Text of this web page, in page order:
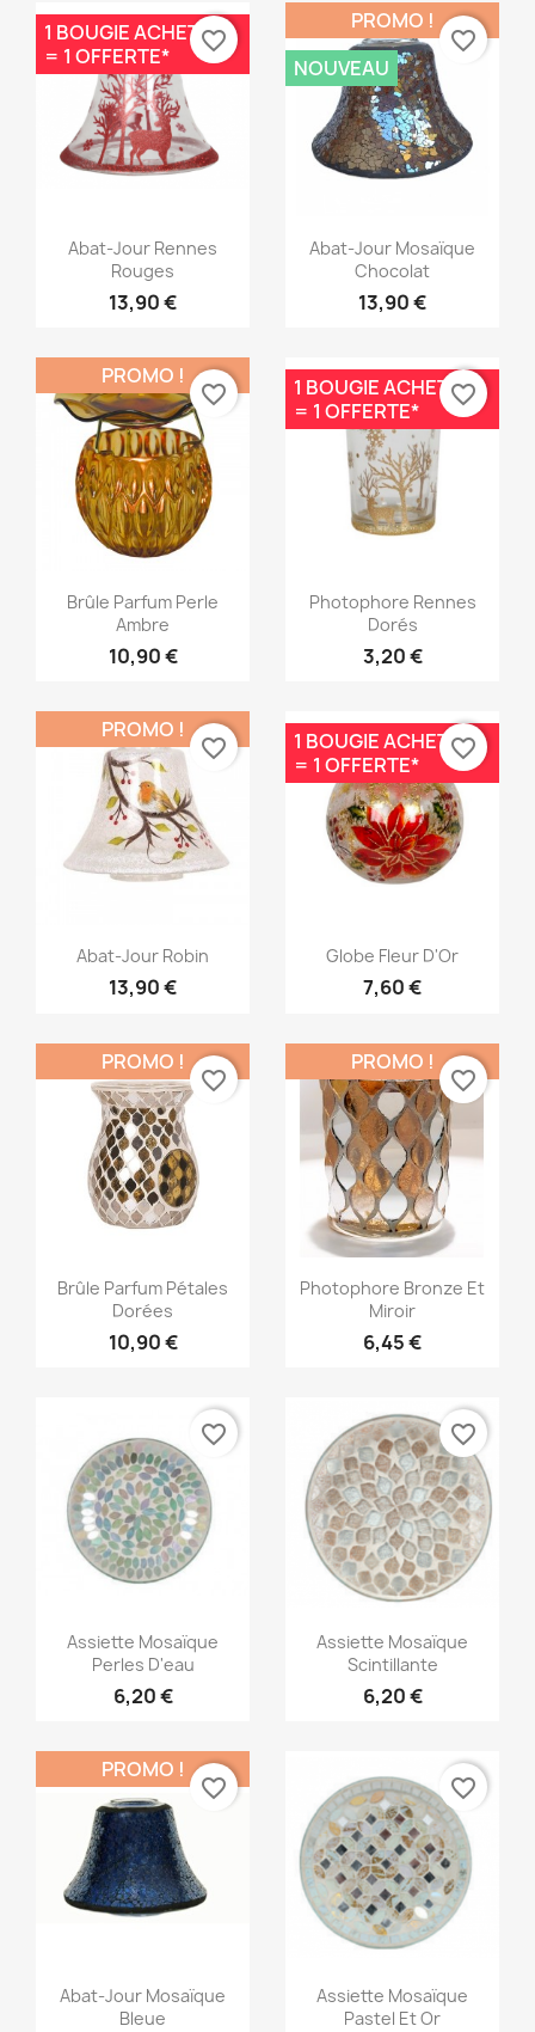
Aperçu rapide
Abat-Jour Rennes
Rouges
13,90 €
1 BOUGIE ACHETÉE
= 1 OFFERTE*
favorite_border
Aperçu rapide
Abat-Jour Mosaïque
Chocolat
13,90 €
PROMO !
NOUVEAU
favorite_border
Aperçu rapide
Brûle Parfum Perle
Ambre
10,90 €
PROMO !
favorite_border
Aperçu rapide
Photophore Rennes
Dorés
3,20 €
1 BOUGIE ACHETÉE
= 1 OFFERTE*
favorite_border
Aperçu rapide
Abat-Jour Robin
13,90 €
PROMO !
favorite_border
Aperçu rapide
Globe Fleur D'Or
7,60 €
1 BOUGIE ACHETÉE
= 1 OFFERTE*
favorite_border
Aperçu rapide
Brûle Parfum Pétales
Dorées
10,90 €
PROMO !
favorite_border
Aperçu rapide
Photophore Bronze Et
Miroir
6,45 €
PROMO !
favorite_border
Aperçu rapide
Assiette Mosaïque
Perles D'eau
6,20 €
favorite_border
Aperçu rapide
Assiette Mosaïque
Scintillante
6,20 €
favorite_border
Aperçu rapide
Abat-Jour Mosaïque
Bleue
PROMO !
favorite_border
Aperçu rapide
Assiette Mosaïque
Pastel Et Or
favorite_border